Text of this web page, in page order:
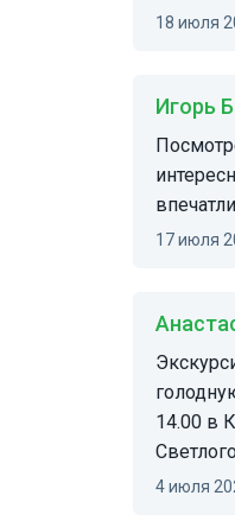
18 июля
Игорь
Посмотрели главные символы Калининграда и заглянули в его прошлую жизнь. Очень
17 июля
Экскурсия отличная, но надо давать время на санитарную паузу и обед. Лично у меня в
14.00 в
4 июля